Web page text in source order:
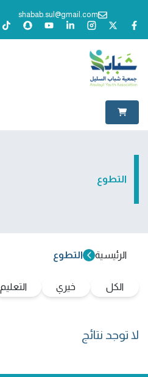
shabab.sul@gmail.com
التطوع
الرئيسية التطوع
الكل خيري التعليم
لا توجد نتائج